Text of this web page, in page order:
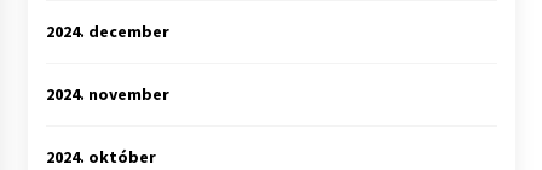
2024. december
2024. november
2024. október